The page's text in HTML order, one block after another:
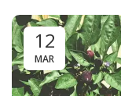
12
MAR